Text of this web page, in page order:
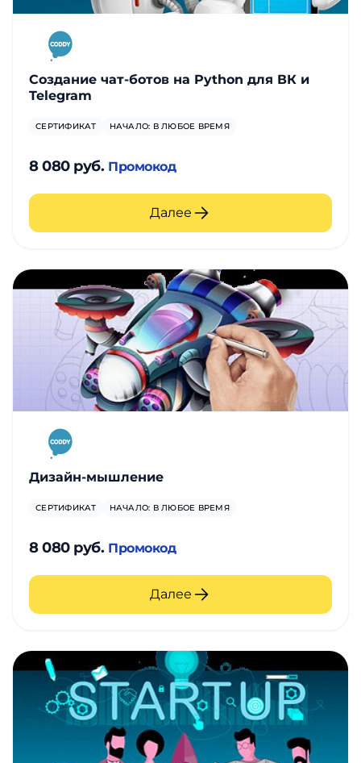
Создание чат-ботов на Python для ВК и
Telegram
СЕРТИФИКАТ НАЧАЛО: В ЛЮБОЕ ВРЕМЯ
8 080 руб. Промокод
Далее
Дизайн-мышление
СЕРТИФИКАТ НАЧАЛО: В ЛЮБОЕ ВРЕМЯ
8 080 руб. Промокод
Далее